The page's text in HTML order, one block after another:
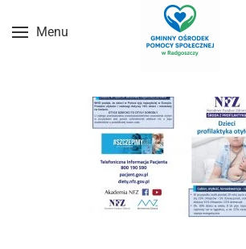
Przejdź do treści głównej
Menu